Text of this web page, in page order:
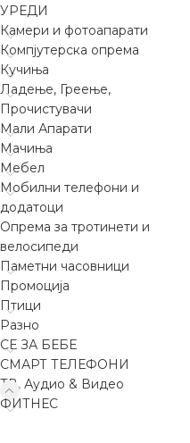
УРЕДИ
Камери и фотоапарати
Компјутерска опрема
Кучиња
Ладење, Греење,
Прочистувачи
Мали Апарати
Мачиња
Мебел
Мобилни телефони и
додатоци
Опрема за тротинети и
велосипеди
Паметни часовници
Промоција
Птици
Разно
СЕ ЗА БЕБЕ
СМАРТ ТЕЛЕФОНИ
ТВ, Аудио & Видео
ФИТНЕС